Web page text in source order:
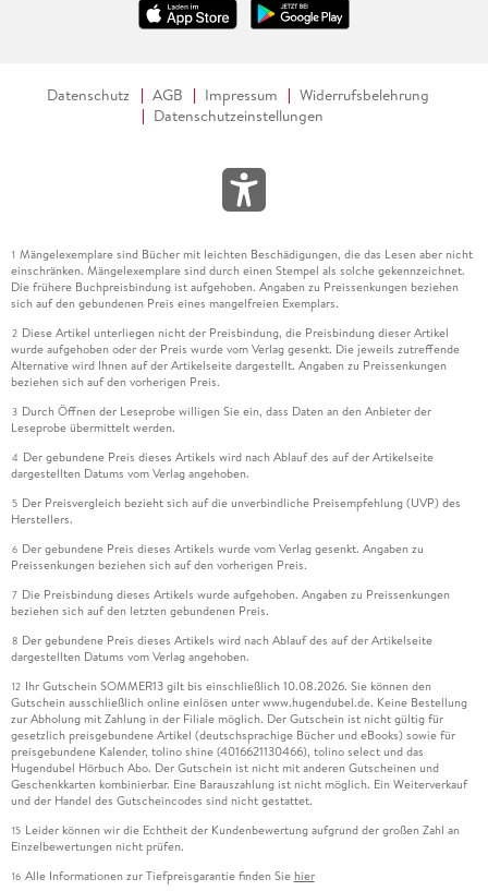
Datenschutz AGB Impressum
Widerrufsbelehrung
Datenschutzeinstellungen
1 Mängelexemplare sind Bücher mit leichten Beschädigungen, die das Lesen aber nicht
einschränken. Mängelexemplare sind durch einen Stempel als solche gekennzeichnet.
Die frühere Buchpreisbindung ist aufgehoben. Angaben zu Preissenkungen beziehen
sich auf den gebundenen Preis eines mangelfreien Exemplars.
2 Diese Artikel unterliegen nicht der Preisbindung, die Preisbindung dieser Artikel
wurde aufgehoben oder der Preis wurde vom Verlag gesenkt. Die jeweils zutreffende
Alternative wird Ihnen auf der Artikelseite dargestellt. Angaben zu Preissenkungen
beziehen sich auf den vorherigen Preis.
3 Durch Öffnen der Leseprobe willigen Sie ein, dass Daten an den Anbieter der
Leseprobe übermittelt werden.
4 Der gebundene Preis dieses Artikels wird nach Ablauf des auf der Artikelseite
dargestellten Datums vom Verlag angehoben.
5 Der Preisvergleich bezieht sich auf die unverbindliche Preisempfehlung (UVP) des
Herstellers.
6 Der gebundene Preis dieses Artikels wurde vom Verlag gesenkt. Angaben zu
Preissenkungen beziehen sich auf den vorherigen Preis.
7 Die Preisbindung dieses Artikels wurde aufgehoben. Angaben zu Preissenkungen
beziehen sich auf den letzten gebundenen Preis.
8 Der gebundene Preis dieses Artikels wird nach Ablauf des auf der Artikelseite
dargestellten Datums vom Verlag angehoben.
12 Ihr Gutschein SOMMER13 gilt bis einschließlich 10.08.2026. Sie können den
Gutschein ausschließlich online einlösen unter www.hugendubel.de. Keine Bestellung
zur Abholung mit Zahlung in der Filiale möglich. Der Gutschein ist nicht gültig für
gesetzlich preisgebundene Artikel (deutschsprachige Bücher und eBooks) sowie für
preisgebundene Kalender, tolino shine (4016621130466), tolino select und das
Hugendubel Hörbuch Abo. Der Gutschein ist nicht mit anderen Gutscheinen und
Geschenkkarten kombinierbar. Eine Barauszahlung ist nicht möglich. Ein Weiterverkauf
und der Handel des Gutscheincodes sind nicht gestattet.
15 Leider können wir die Echtheit der Kundenbewertung aufgrund der großen Zahl an
Einzelbewertungen nicht prüfen.
16 Alle Informationen zur Tiefpreisgarantie finden Sie hier